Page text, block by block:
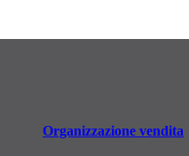
Organizzazione vendita